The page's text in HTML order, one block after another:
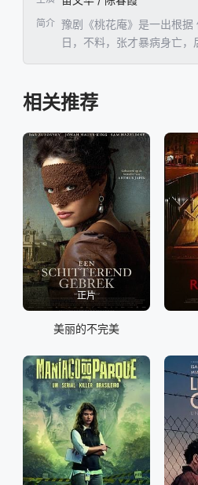
简介 豫剧《桃花庵》是一出根
日，不料，张才暴病身亡
相关推荐
正片
美丽的不完美